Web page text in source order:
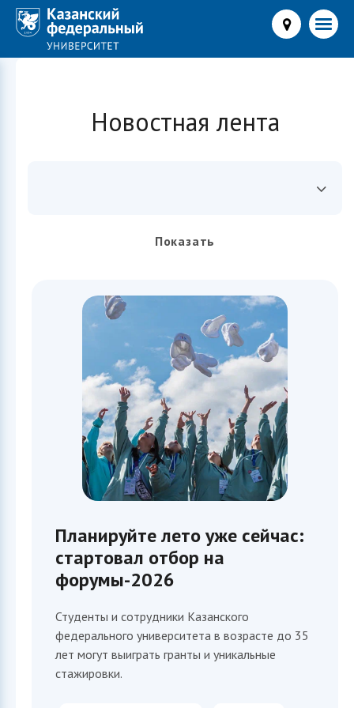
Новостная лента
Показать
Планируйте лето уже сейчас:
стартовал отбор на
форумы-2026
Студенты и сотрудники Казанского
федерального университета в возрасте до 35
лет могут выиграть гранты и уникальные
стажировки.